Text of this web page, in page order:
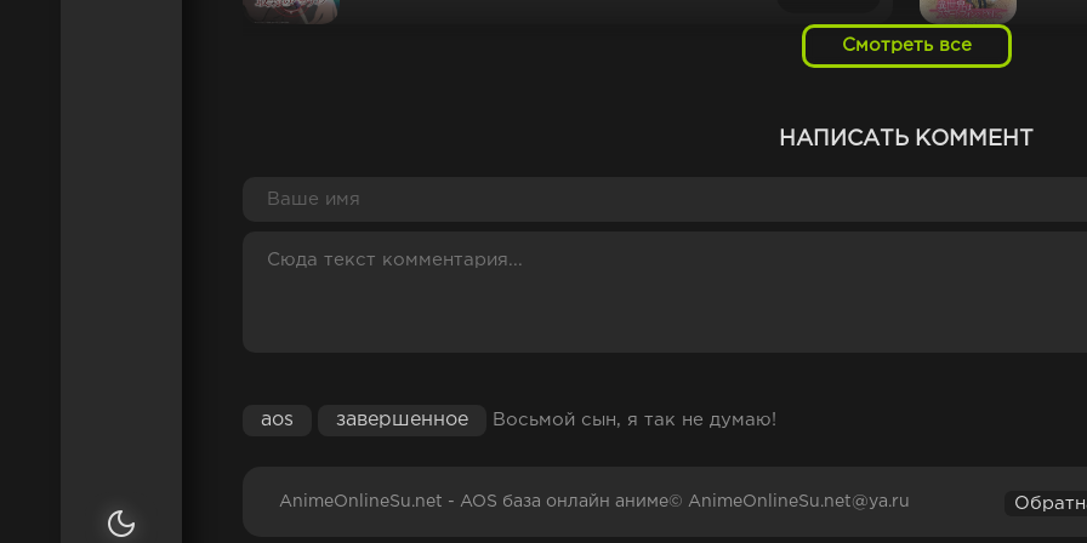
СИЛЬНЕЙШИЙ ГЕРОЙ, ОБУЧЕННЫЙ В
ИСТОРИЯ О ПРИКЛЮЧЕНИЯХ В ДРУГОМ
2021
ТВ-
Смотреть все
НАПИСАТЬ КОММЕНТ
aos завершенное Восьмой сын, я так не думаю!
AnimeOnlineSu.net - AOS база онлайн аниме© AnimeOnlineSu.net@ya.ru